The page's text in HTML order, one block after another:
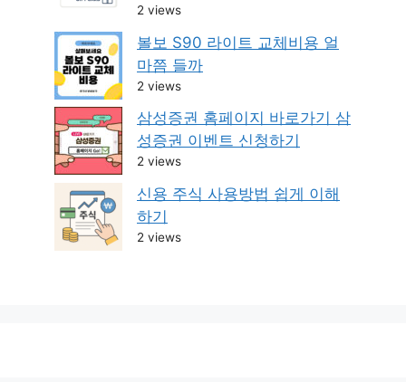
2 views
볼보 S90 라이트 교체비용 얼
마쯤 들까
2 views
삼성증권 홈페이지 바로가기 삼
성증권 이벤트 신청하기
2 views
신용 주식 사용방법 쉽게 이해
하기
2 views